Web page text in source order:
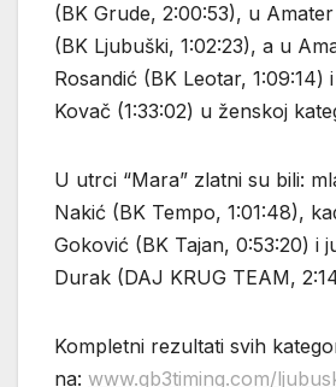
(BK Grude, 2:00:53), u
(BK Ljubuški, 1:02:23), a u
Rosandić (BK Leotar, 1:09:14)
Kovač (1:33:02) u ženskoj
U utrci “Mara” zlatni su bili:
Nakić (BK Tempo, 1:01:48),
Goković (BK Tajan, 0:53:20) i
Durak (DAJ KRUG TEAM,
Kompletni rezultati svih
na: www.gb3timing.com/